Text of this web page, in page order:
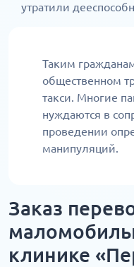
утратили
Таким
общественном
такси. Многие
нуждаются в
проведении
манипуляций.
Заказ
клинике